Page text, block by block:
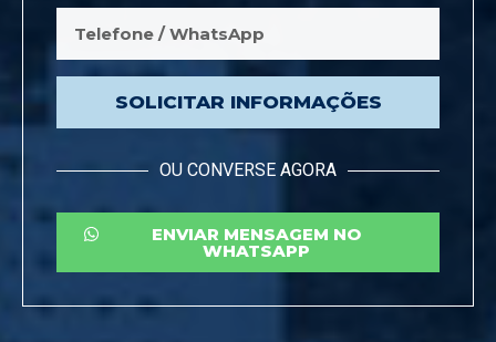
SOLICITAR INFORMAÇÕES
OU CONVERSE AGORA
ENVIAR MENSAGEM NO
WHATSAPP